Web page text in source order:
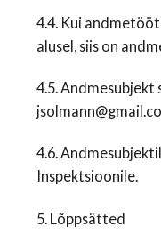
4.4. Kui
alusel, siis on
4.5.
4.6.
Inspektsioonile.
5. Lõppsätted